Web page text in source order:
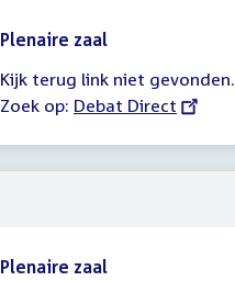
Plenaire zaal
Kijk terug link niet gevonden.
Zoek op: External
Debat Direct
Plenaire zaal